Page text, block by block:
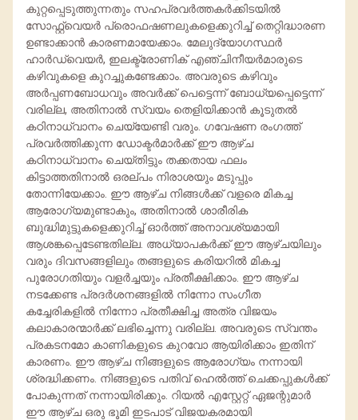
കുറ്റപ്പെടുത്തുന്നതും സഹപ്രവർത്തകർക്കിടയിൽ
സോഫ്റ്റ്‌വെയർ പ്രൊഫഷണലുകളെക്കുറിച്ച് തെറ്റിദ്ധാരണ
ഉണ്ടാക്കാൻ കാരണമായേക്കാം. മേലുദ്യോഗസ്ഥർ
ഹാർഡ്‌വെയർ, ഇലക്ട്രോണിക് എഞ്ചിനീയർമാരുടെ
കഴിവുകളെ കുറച്ചുകണ്ടേക്കാം. അവരുടെ കഴിവും
അർപ്പണബോധവും അവർക്ക് പെട്ടെന്ന് ബോധ്യപ്പെട്ടെന്ന്
വരില്ല, അതിനാൽ സ്വയം തെളിയിക്കാൻ കൂടുതൽ
കഠിനാധ്വാനം ചെയ്യേണ്ടി വരും. ഗവേഷണ രംഗത്ത്
പ്രവർത്തിക്കുന്ന ഡോക്ടർമാർക്ക് ഈ ആഴ്ച
കഠിനാധ്വാനം ചെയ്തിട്ടും തക്കതായ ഫലം
കിട്ടാത്തതിനാൽ ഒരല്പം നിരാശയും മടുപ്പും
തോന്നിയേക്കാം. ഈ ആഴ്ച നിങ്ങൾക്ക് വളരെ മികച്ച
ആരോഗ്യമുണ്ടാകും, അതിനാൽ ശാരീരിക
ബുദ്ധിമുട്ടുകളെക്കുറിച്ച് ഓർത്ത് അനാവശ്യമായി
ആശങ്കപ്പെടേണ്ടതില്ല. അധ്യാപകർക്ക് ഈ ആഴ്ചയിലും
വരും ദിവസങ്ങളിലും തങ്ങളുടെ കരിയറിൽ മികച്ച
പുരോഗതിയും വളർച്ചയും പ്രതീക്ഷിക്കാം. ഈ ആഴ്ച
നടക്കേണ്ട പ്രദർശനങ്ങളിൽ നിന്നോ സംഗീത
കച്ചേരികളിൽ നിന്നോ പ്രതീക്ഷിച്ച അത്ര വിജയം
കലാകാരന്മാർക്ക് ലഭിച്ചെന്നു വരില്ല. അവരുടെ സ്വന്തം
പ്രകടനമോ കാണികളുടെ കുറവോ ആയിരിക്കാം ഇതിന്
കാരണം. ഈ ആഴ്ച നിങ്ങളുടെ ആരോഗ്യം നന്നായി
ശ്രദ്ധിക്കണം. നിങ്ങളുടെ പതിവ് ഹെൽത്ത് ചെക്കപ്പുകൾക്ക്
പോകുന്നത് നന്നായിരിക്കും. റിയൽ എസ്റ്റേറ്റ് ഏജന്റുമാർ
ഈ ആഴ്ച ഒരു ഭൂമി ഇടപാട് വിജയകരമായി